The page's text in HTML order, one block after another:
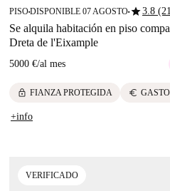
PISO■DISPONIBLE 07 AGOSTO■star3.8
Se alquila habitación en piso
Dreta de l'Eixample
5000 €/al mes
lock FIANZA PROTEGIDA euro
+info
VERIFICADO